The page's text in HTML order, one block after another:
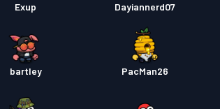
Exup Dayiannerd07
bartley PacMan26